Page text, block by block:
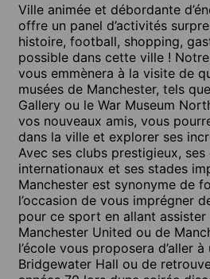
Ville animée et débordante
offre un panel d’activités
histoire, football, shopping,
possible dans cette ville !
vous emmènera à la visite de
musées de Manchester, tels
Gallery ou le War Museum
vos nouveaux amis, vous
dans la ville et explorer ses
Avec ses clubs prestigieux,
internationaux et ses stades
Manchester est synonyme de
l’occasion de vous imprégner
pour ce sport en allant
Manchester United ou de
l’école vous proposera d’aller
Bridgewater Hall ou de